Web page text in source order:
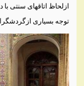
ازلحاظ اتاقهای سنتی
توجه بسیاری